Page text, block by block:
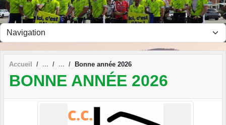
Accueil Bonne année 2026
BONNE ANNÉE 2026